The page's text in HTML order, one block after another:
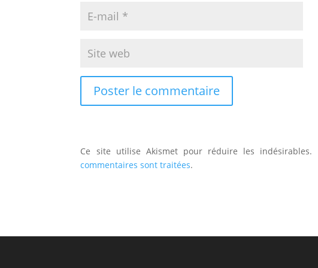
Ce site utilise Akismet pour réduire les indésirables.
commentaires sont traitées.